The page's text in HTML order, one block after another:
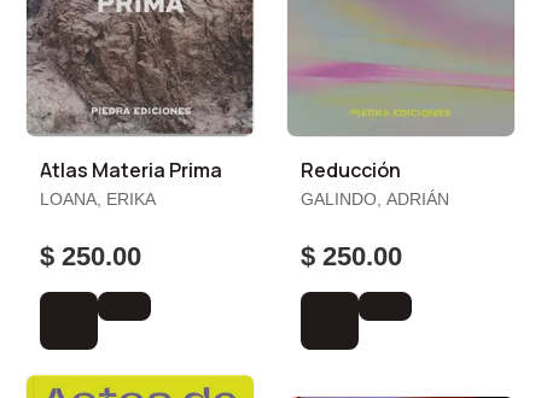
Atlas Materia Prima
LOANA, ERIKA
$ 250.00
Reducción
GALINDO, ADRIÁN
$ 250.00